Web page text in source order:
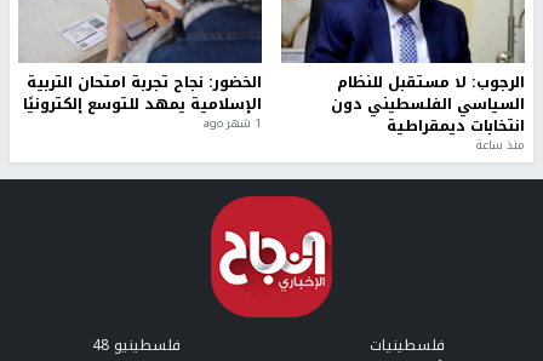
الرجوب: لا مستقبل للنظام
السياسي الفلسطيني دون
انتخابات ديمقراطية
منذ ساعة
الخضور: نجاح تجربة امتحان التربية
الإسلامية يمهد للتوسع إلكترونيًا
1 شهر ago
فلسطينيات فلسطينيو 48